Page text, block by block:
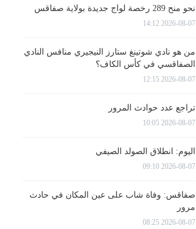
نحو منح 289 رخصة لواج جديدة بولاية صفاقس
2026-08-07 14:12
من هو نادي شوتينغ ستارز النيجيري منافس النادي
الصفاقسي في كأس الكاف؟
2026-08-07 12:15
تراجع عدد حوادث المرور
2026-08-07 10:05
اليوم: انطلاق الصولد الصيفي
2026-08-07 09:10
صفاقس: وفاة شاب على عين المكان في حادث
مرور
2026-08-07 08:25